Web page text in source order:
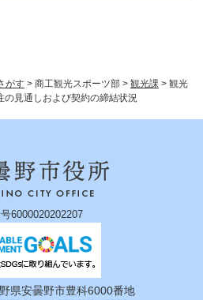
がす > 商工観光スポーツ部 > 観光課 > 観光
の見通しおよび契約の締結状況
6000020202207
県安曇野市豊科6000番地